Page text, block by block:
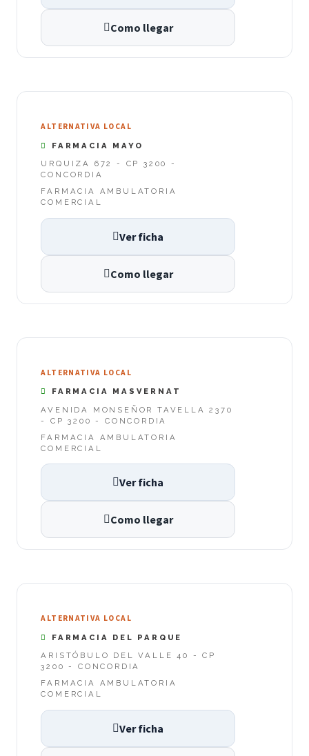
Como llegar
ALTERNATIVA LOCAL
FARMACIA MAYO
URQUIZA 672 - CP 3200 -
CONCORDIA
FARMACIA AMBULATORIA
COMERCIAL
Ver ficha
Como llegar
ALTERNATIVA LOCAL
FARMACIA MASVERNAT
AVENIDA MONSEÑOR TAVELLA 2370
- CP 3200 - CONCORDIA
FARMACIA AMBULATORIA
COMERCIAL
Ver ficha
Como llegar
ALTERNATIVA LOCAL
FARMACIA DEL PARQUE
ARISTÓBULO DEL VALLE 40 - CP
3200 - CONCORDIA
FARMACIA AMBULATORIA
COMERCIAL
Ver ficha